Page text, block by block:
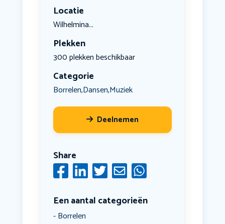
Locatie
Wilhelmina...
Plekken
300 plekken beschikbaar
Categorie
Borrelen,Dansen,Muziek
Deelnemen
Share
Een aantal categorieën
Borrelen